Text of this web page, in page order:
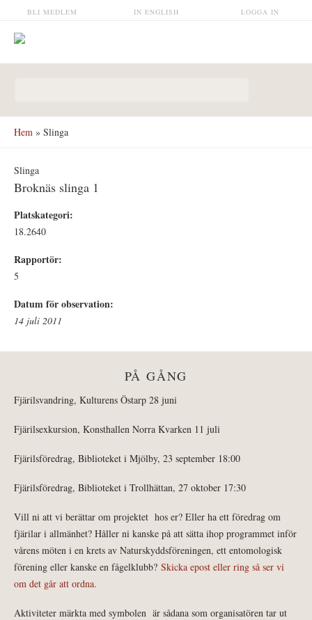
Hoppa till huvudinnehåll LOGGA IN
IN ENGLISH
BLI MEDLEM
Hem » Slinga
Slinga
Broknäs slinga 1
Platskategori:
18.2640
Rapportör:
5
Datum för observation:
14 juli 2011
PÅ GÅNG
Fjärilsvandring, Kulturens Östarp 28 juni
Fjärilsexkursion, Konsthallen Norra Kvarken 11 juli
Fjärilsföredrag, Biblioteket i Mjölby, 23 september 18:00
Fjärilsföredrag, Biblioteket i Trollhättan, 27 oktober 17:30
Vill ni att vi berättar om projektet hos er? Eller ha ett föredrag om
fjärilar i allmänhet? Håller ni kanske på att sätta ihop programmet inför
vårens möten i en krets av Naturskyddsföreningen, ett entomologisk
förening eller kanske en fågelklubb? Skicka epost eller ring så ser vi
om det går att ordna.
Aktiviteter märkta med symbolen är sådana som organisatören tar ut